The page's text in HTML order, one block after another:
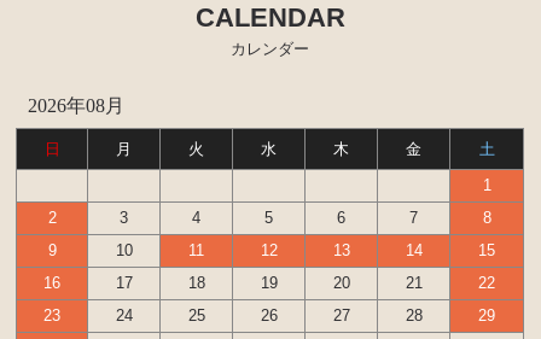
CALENDAR
カレンダー
2026年08月
日 月 火 水 木 金
土
1
2
3 4 5 6 7
8
9
10 11 12 13 14
15
16
17 18 19 20 21
22
23
24 25 26 27 28
29